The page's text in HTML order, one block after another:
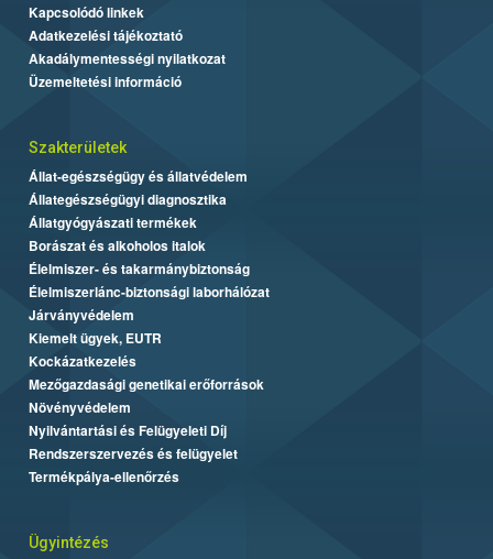
Kapcsolódó linkek
Adatkezelési tájékoztató
Akadálymentességi nyilatkozat
Üzemeltetési információ
Szakterületek
Állat-egészségügy és állatvédelem
Állategészségügyi diagnosztika
Állatgyógyászati termékek
Borászat és alkoholos italok
Élelmiszer- és takarmánybiztonság
Élelmiszerlánc-biztonsági laborhálózat
Járványvédelem
Kiemelt ügyek, EUTR
Kockázatkezelés
Mezőgazdasági genetikai erőforrások
Növényvédelem
Nyilvántartási és Felügyeleti Díj
Rendszerszervezés és felügyelet
Termékpálya-ellenőrzés
Ügyintézés